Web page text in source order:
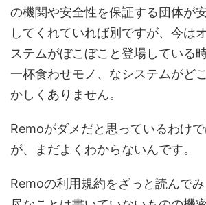
の機関や安全性を保証する団体が
してくれていれば別ですが、今は
ステムがぼこぼこと登場している
一杯食わせモノ、なシステムがど
かしくありません。
Remoがダメだと思っているわけ
が、まだよくわからないんです。
Remoの利用規約をざっと読んで